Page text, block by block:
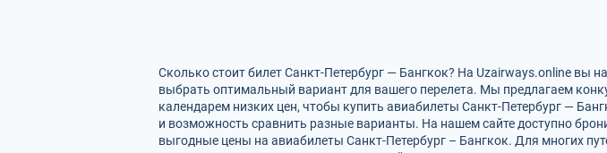
Сколько стоит билет Санкт-Петербург — Бангкок? На Uzairways.online вы
выбрать оптимальный вариант для вашего перелета. Мы предлагаем
календарем низких цен, чтобы купить авиабилеты Санкт-Петербург —
и возможность сравнить разные варианты. На нашем сайте доступно
выгодные цены на авиабилеты Санкт-Петербург – Бангкок. Для многих